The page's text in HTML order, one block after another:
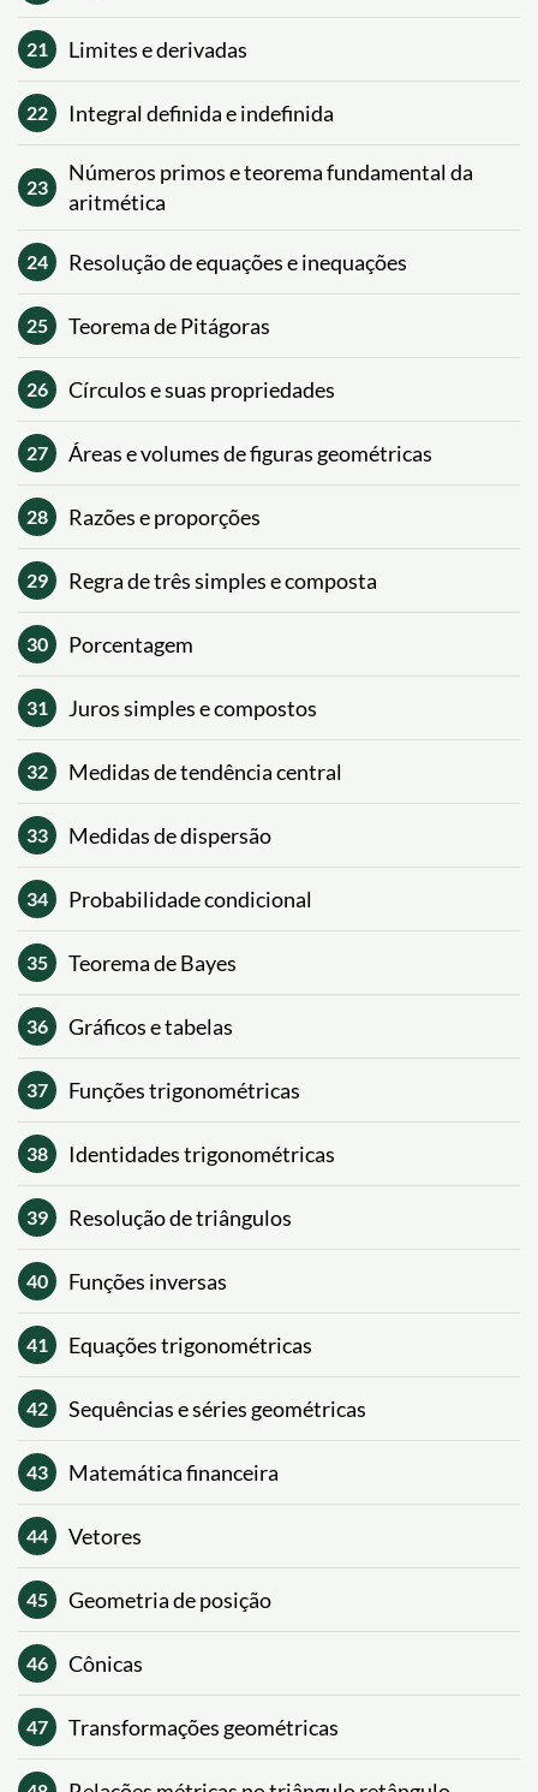
21 Limites e derivadas
22 Integral definida e indefinida
23
Números primos e teorema fundamental da
aritmética
24 Resolução de equações e inequações
25 Teorema de Pitágoras
26 Círculos e suas propriedades
27 Áreas e volumes de figuras geométricas
28 Razões e proporções
29 Regra de três simples e composta
30 Porcentagem
31 Juros simples e compostos
32 Medidas de tendência central
33 Medidas de dispersão
34 Probabilidade condicional
35 Teorema de Bayes
36 Gráficos e tabelas
37 Funções trigonométricas
38 Identidades trigonométricas
39 Resolução de triângulos
40 Funções inversas
41 Equações trigonométricas
42 Sequências e séries geométricas
43 Matemática financeira
44 Vetores
45 Geometria de posição
46 Cônicas
47 Transformações geométricas